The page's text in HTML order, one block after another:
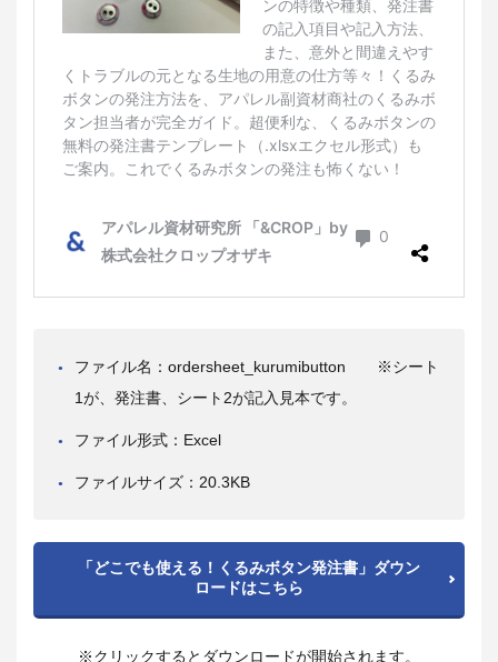
ファイル名：ordersheet_kurumibutton ※シート
1が、発注書、シート2が記入見本です。
ファイル形式：Excel
ファイルサイズ：20.3KB
「どこでも使える！くるみボタン発注書」ダウン
ロードはこちら
※クリックするとダウンロードが開始されます。